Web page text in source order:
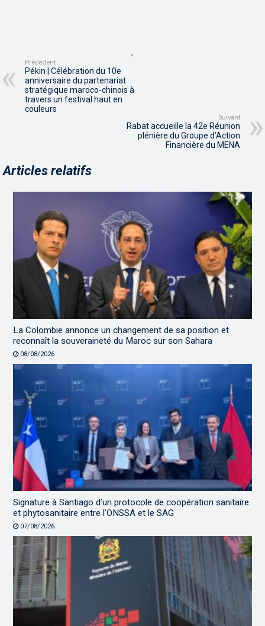
,
Précédent
Pékin | Célébration du 10e
anniversaire du partenariat
stratégique maroco-chinois à
travers un festival haut en
couleurs
Suivant
Rabat accueille la 42e Réunion
plénière du Groupe d’Action
Financière du MENA
Articles relatifs
La Colombie annonce un changement de sa position et
reconnaît la souveraineté du Maroc sur son Sahara
08/08/2026
Signature à Santiago d’un protocole de coopération sanitaire
et phytosanitaire entre l’ONSSA et le SAG
07/08/2026